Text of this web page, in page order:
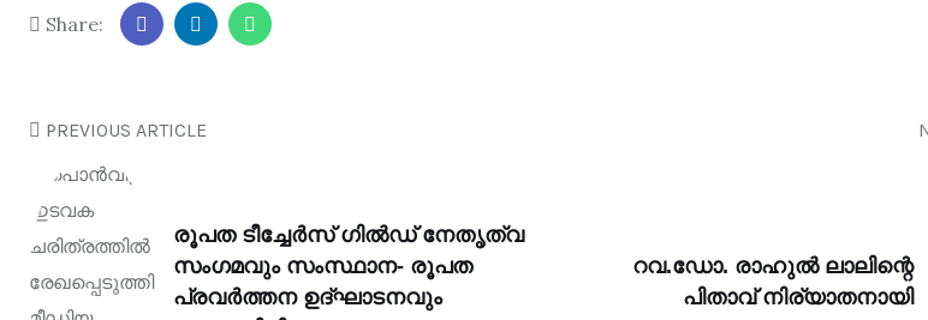
Share:
PREVIOUS ARTICLE
രൂപത ടീച്ചേർസ് ഗിൽഡ് നേതൃത്വ
സംഗമവും സംസ്ഥാന- രൂപത
പ്രവർത്തന ഉദ്ഘാടനവും
റവ.ഡോ. രാഹുൽ ലാലിന്റെ
പിതാവ് നിര്യാതനായി